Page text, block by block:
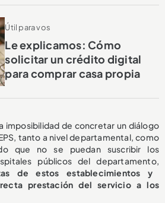
Útil para vos
Le explicamos: Cómo
solicitar un crédito digital
para comprar casa propia
imposibilidad de concretar un diálogo
tanto a nivel departamental, como
que no se puedan suscribir los
públicos del departamento,
de estos establecimientos y
prestación del servicio a los